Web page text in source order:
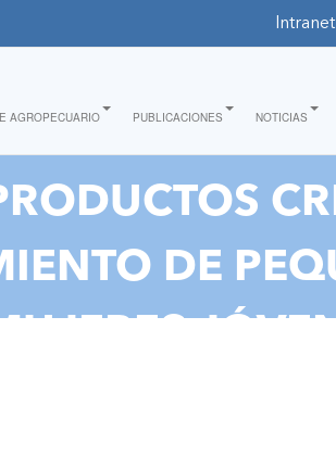
Intranet
AGROPECUARIO PUBLICACIONES NOTICIAS
DE